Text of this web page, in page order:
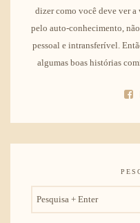
dizer como você deve ver a
pelo auto-conhecimento,
pessoal e intransferível.
algumas boas histórias